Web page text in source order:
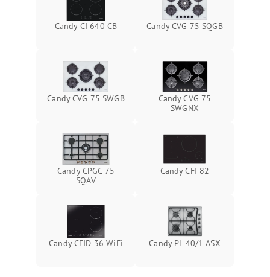
Candy CI 640 CB Candy CVG 75 SQGB
Candy CVG 75 SWGB
Candy CVG 75
SWGNX
Candy CPGC 75
SQAV
Candy CFI 82
Candy CFID 36 WiFi Candy PL 40/1 ASX